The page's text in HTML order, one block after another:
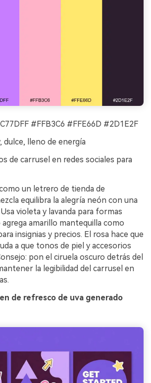
#FFB3C6 #FFE66D #2D1E2F
dulce, lleno de energía
de carrusel en redes sociales para
un letrero de tienda de
equilibra la alegría neón con una
violeta y lavanda para formas
amarillo mantequilla como
insignias y precios. El rosa hace que
a que tonos de piel y accesorios
pon el ciruela oscuro detrás del
la legibilidad del carrusel en
de refresco de uva generado